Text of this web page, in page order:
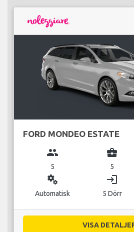
FORD MONDEO ESTATE
group
5
business_center
5
miscellaneous_services
Automatisk
login
5 Dörr
VISA